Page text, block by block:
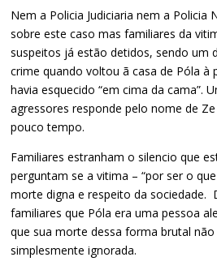
Nem a Policia Judiciaria nem a Policia
sobre este caso mas familiares da
suspeitos já estão detidos, sendo um
crime quando voltou ã casa de Póla à
havia esquecido “em cima da cama”.
agressores responde pelo nome de
pouco tempo.
Familiares estranham o silencio que
perguntam se a vitima – “por ser o
morte digna e respeito da sociedade.
familiares que Póla era uma pessoa
que sua morte dessa forma brutal não
simplesmente ignorada.